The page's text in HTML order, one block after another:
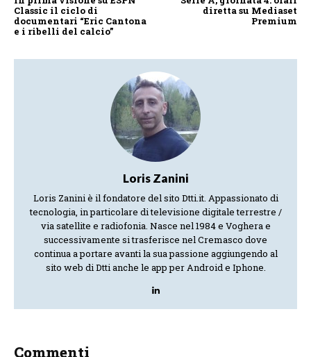
Classic il ciclo di
documentari “Eric Cantona
e i ribelli del calcio”
diretta su Mediaset
Premium
Loris Zanini
Loris Zanini è il fondatore del sito Dtti.it. Appassionato di
tecnologia, in particolare di televisione digitale terrestre /
via satellite e radiofonia. Nasce nel 1984 e Voghera e
successivamente si trasferisce nel Cremasco dove
continua a portare avanti la sua passione aggiungendo al
sito web di Dtti anche le app per Android e Iphone.
Commenti